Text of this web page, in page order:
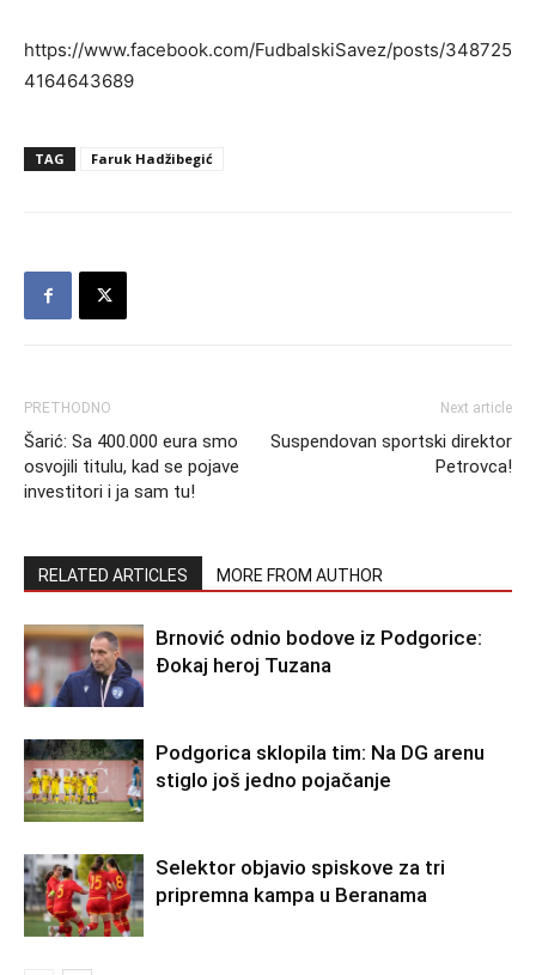
https://www.facebook.com/FudbalskiSavez/posts/348725
4164643689
TAG Faruk Hadžibegić
PRETHODNO
Šarić: Sa 400.000 eura smo
osvojili titulu, kad se pojave
investitori i ja sam tu!
Next article
Suspendovan sportski direktor
Petrovca!
RELATED ARTICLES MORE FROM AUTHOR
Brnović odnio bodove iz Podgorice:
Đokaj heroj Tuzana
Podgorica sklopila tim: Na DG arenu
stiglo još jedno pojačanje
Selektor objavio spiskove za tri
pripremna kampa u Beranama